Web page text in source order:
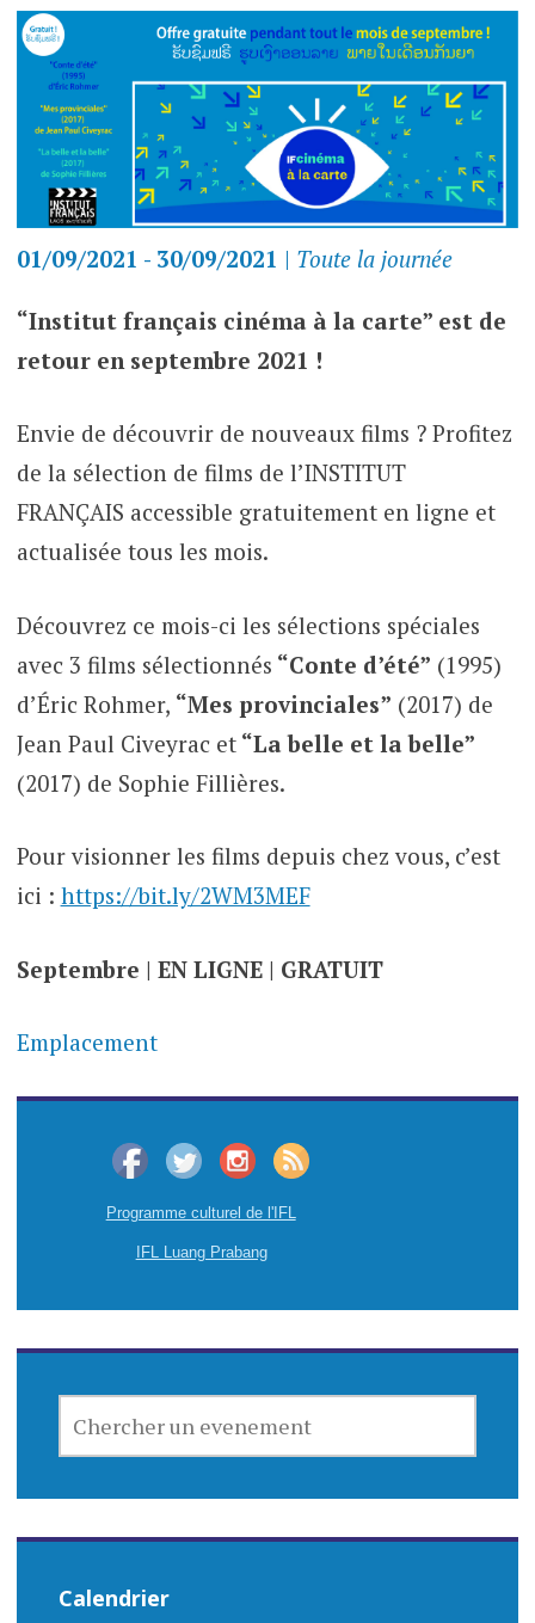
01/09/2021 - 30/09/2021 | Toute la journée
“Institut français cinéma à la carte” est de
retour en septembre 2021 !
Envie de découvrir de nouveaux films ? Profitez
de la sélection de films de l’INSTITUT
FRANÇAIS accessible gratuitement en ligne et
actualisée tous les mois.
Découvrez ce mois-ci les sélections spéciales
avec 3 films sélectionnés “Conte d’été” (1995)
d’Éric Rohmer, “Mes provinciales” (2017) de
Jean Paul Civeyrac et“La belle et la belle”
(2017) de Sophie Fillières.
Pour visionner les films depuis chez vous, c’est
ici : https://bit.ly/2WM3MEF
Septembre | EN LIGNE | GRATUIT
Emplacement
Programme culturel de l'IFL
IFL Luang Prabang
UN
Calendrier